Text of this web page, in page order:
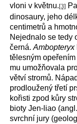
vloni v květnu.[3]
dinosaury, jeho
centimetrů a
Nejednalo se tedy
černá. Ambopteryx
tělesným opeřením
mu umožňovala
větví stromů.
prodloužený třetí
kořisti zpod kůry
bioty Jen-liao
svrchní jury